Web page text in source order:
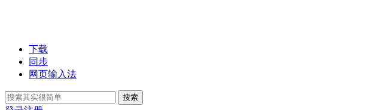
下载
同步
网页输入法
搜索